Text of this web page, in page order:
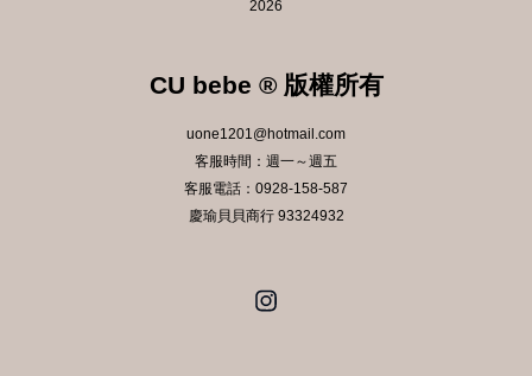
2026
CU bebe ® 版權所有
uone1201@hotmail.com
客服時間：週一～週五
客服電話：0928-158-587
慶瑜貝貝商行 93324932